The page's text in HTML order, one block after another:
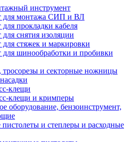
инструмент
для монтажа СИП и ВЛ
прокладки кабеля
снятия изоляции
стяжек и маркировки
для шинообработки и пробивки
тросорезы и секторные ножницы
клещи
клещи и кримперы
оборудование, бензоинструмент,
и степлеры и расходные